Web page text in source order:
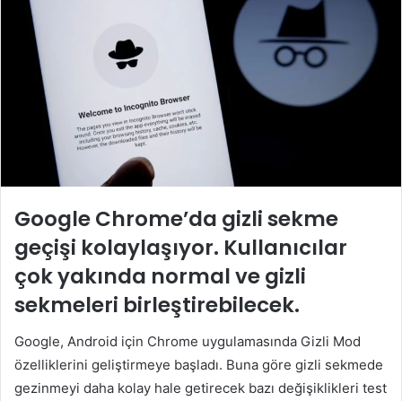
Google Chrome’da gizli sekme
geçişi kolaylaşıyor. Kullanıcılar
çok yakında normal ve gizli
sekmeleri birleştirebilecek.
Google, Android için Chrome uygulamasında Gizli Mod
özelliklerini geliştirmeye başladı. Buna göre gizli sekmede
gezinmeyi daha kolay hale getirecek bazı değişiklikleri test